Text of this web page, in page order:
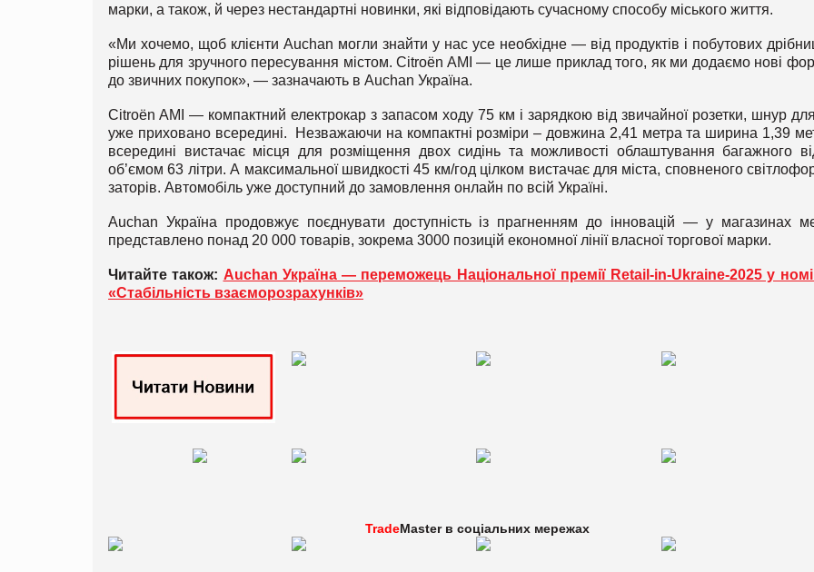
марки, а також, й через нестандартні новинки, які відповідають сучасному способу міського життя.
«Ми хочемо, щоб клієнти Auchan могли знайти у нас усе необхідне — від продуктів і побутових
рішень для зручного пересування містом. Citroën AMI — це лише приклад того, як ми додаємо нові
до звичних покупок», — зазначають в Auchan Україна.
Citroën AMI — компактний електрокар з запасом ходу 75 км і зарядкою від звичайної розетки, шнур
уже приховано всередині. Незважаючи на компактні розміри – довжина 2,41 метра та ширина 1,39
всередині вистачає місця для розміщення двох сидінь та можливості облаштування багажного
об’ємом 63 літри. А максимальної швидкості 45 км/год цілком вистачає для міста, сповненого
заторів. Автомобіль уже доступний до замовлення онлайн по всій Україні.
Auchan Україна продовжує поєднувати доступність із прагненням до інновацій — у магазинах
представлено понад 20 000 товарів, зокрема 3000 позицій економної лінії власної торгової марки.
Читайте також: Auchan Україна — переможець Національної премії Retail-in-Ukraine-2025 у
«Стабільність взаєморозрахунків»
TradeMaster в соціальних мережах